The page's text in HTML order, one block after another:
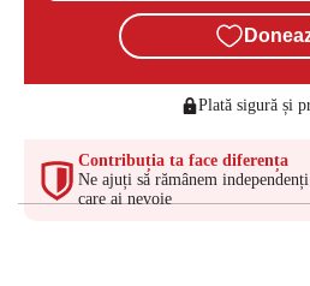
Plată sigură și
Contribuția ta face diferența
Ne ajuți să rămânem
care ai nevoie